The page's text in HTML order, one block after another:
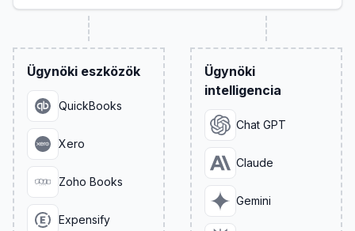
Ügynöki eszközök
QuickBooks
Xero
Zoho Books
Expensify
Ügynöki
intelligencia
Chat GPT
Claude
Gemini